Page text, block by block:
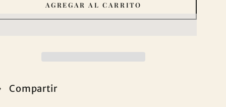
para
PROTECTOR
AGREGAR AL CARRITO
Compartir